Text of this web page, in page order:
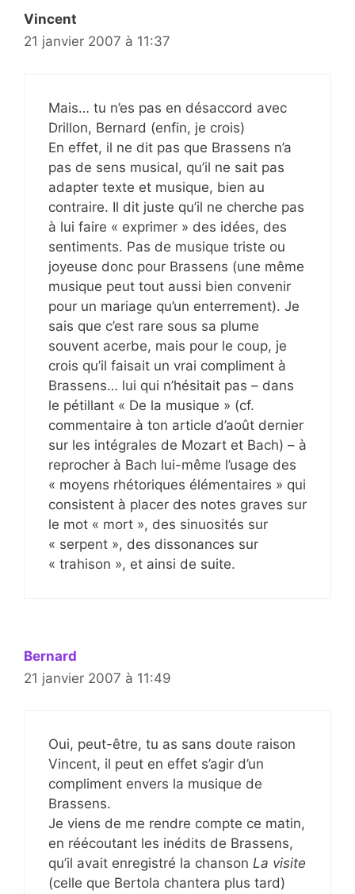
Vincent
21 janvier 2007 à 11:37
Mais… tu n’es pas en désaccord avec
Drillon, Bernard (enfin, je crois)
En effet, il ne dit pas que Brassens n’a
pas de sens musical, qu’il ne sait pas
adapter texte et musique, bien au
contraire. Il dit juste qu’il ne cherche pas
à lui faire « exprimer » des idées, des
sentiments. Pas de musique triste ou
joyeuse donc pour Brassens (une même
musique peut tout aussi bien convenir
pour un mariage qu’un enterrement). Je
sais que c’est rare sous sa plume
souvent acerbe, mais pour le coup, je
crois qu’il faisait un vrai compliment à
Brassens… lui qui n’hésitait pas – dans
le pétillant « De la musique » (cf.
commentaire à ton article d’août dernier
sur les intégrales de Mozart et Bach) – à
reprocher à Bach lui-même l’usage des
« moyens rhétoriques élémentaires » qui
consistent à placer des notes graves sur
le mot « mort », des sinuosités sur
« serpent », des dissonances sur
« trahison », et ainsi de suite.
Bernard
21 janvier 2007 à 11:49
Oui, peut-être, tu as sans doute raison
Vincent, il peut en effet s’agir d’un
compliment envers la musique de
Brassens.
Je viens de me rendre compte ce matin,
en réécoutant les inédits de Brassens,
qu’il avait enregistré la chanson La visite
(celle que Bertola chantera plus tard)